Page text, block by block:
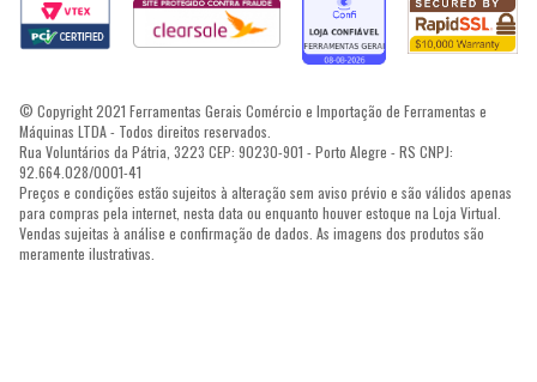
© Copyright 2021 Ferramentas Gerais Comércio e Importação de Ferramentas e
Máquinas LTDA - Todos direitos reservados.
Rua Voluntários da Pátria, 3223 CEP: 90230-901 - Porto Alegre - RS CNPJ:
92.664.028/0001-41
Preços e condições estão sujeitos à alteração sem aviso prévio e são válidos apenas
para compras pela internet, nesta data ou enquanto houver estoque na Loja Virtual.
Vendas sujeitas à análise e confirmação de dados. As imagens dos produtos são
meramente ilustrativas.